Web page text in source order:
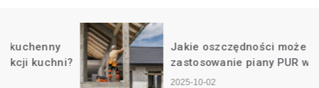
Jakie oszczędności może przynieść
zastosowanie piany PUR w domu?
2025-10-02